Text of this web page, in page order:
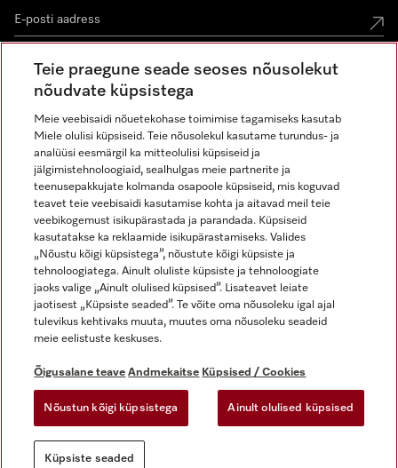
Õigusalane teave
Üldtingimused
Andmekaitse
Kasutustingimused
Digiteenuste seadus
Küpsiste seaded
Miele Instagramis
Miele Facebookis
Miele Youtube'is
Teie praegune seade seoses nõusolekut
nõudvate küpsistega
Meie veebisaidi nõuetekohase toimimise tagamiseks kasutab
Miele olulisi küpsiseid. Teie nõusolekul kasutame turundus- ja
analüüsi eesmärgil ka mitteolulisi küpsiseid ja
jälgimistehnoloogiaid, sealhulgas meie partnerite ja
teenusepakkujate kolmanda osapoole küpsiseid, mis koguvad
teavet teie veebisaidi kasutamise kohta ja aitavad meil teie
veebikogemust isikupärastada ja parandada. Küpsiseid
kasutatakse ka reklaamide isikupärastamiseks. Valides
„Nõustu kõigi küpsistega”, nõustute kõigi küpsiste ja
tehnoloogiatega. Ainult oluliste küpsiste ja tehnoloogiate
jaoks valige „Ainult olulised küpsised”. Lisateavet leiate
jaotisest „Küpsiste seaded”. Te võite oma nõusoleku igal ajal
tulevikus kehtivaks muuta, muutes oma nõusoleku seadeid
meie eelistuste keskuses.
Õigusalane teave Andmekaitse Küpsised / Cookies
Nõustun kõigi küpsistega Ainult olulised küpsised
Küpsiste seaded